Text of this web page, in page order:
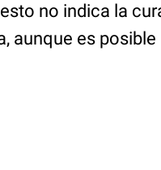
no indica la
aunque es